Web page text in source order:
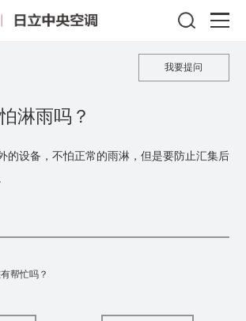
我要提问
淋雨吗？
的设备，不怕正常的雨淋，但是要防止汇集后
帮忙吗？